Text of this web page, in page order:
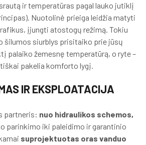
ir temperatūras pagal lauko jutiklį
Nuotolinė prieiga leidžia matyti
įjungti atostogų režimą. Tokiu
šilumos siurblys prisitaiko prie jūsų
palaiko žemesnę temperatūrą, o ryte –
pakelia komforto lygį.
IR EKSPLOATACIJA
partneris: nuo hidraulikos schemos,
parinkimo iki paleidimo ir garantinio
suprojektuotas oras vanduo